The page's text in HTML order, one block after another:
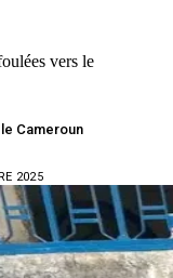
vers le
Cameroun
2025